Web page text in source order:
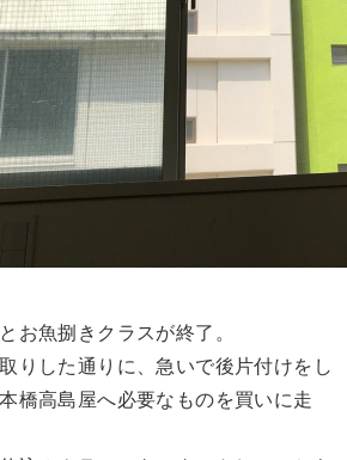
お魚捌きクラスが終了。
りした通りに、急いで後片付けをし
橋高島屋へ必要なものを買いに走